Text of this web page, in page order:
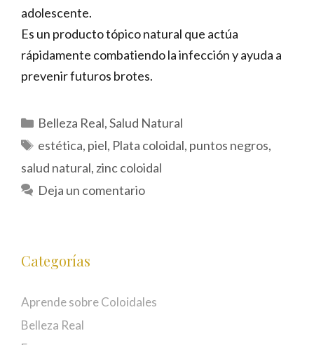
adolescente.
Es un producto tópico natural que actúa
rápidamente combatiendo la infección y ayuda a
prevenir futuros brotes.
Categorías
Belleza Real,Salud Natural
Etiquetas
estética, piel, Plata coloidal, puntos negros,
salud natural, zinc coloidal
Deja un comentario
Categorías
Aprende sobre Coloidales
Belleza Real